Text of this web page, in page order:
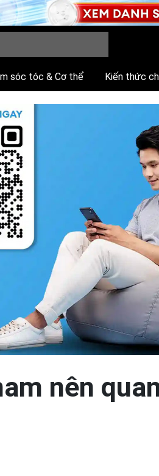
sóc tóc & Cơ thể Kiến thức
nên